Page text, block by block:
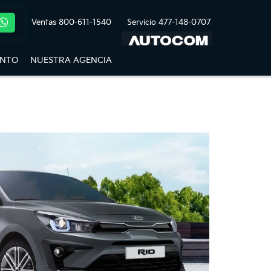
Ventas 800-611-1540 Servicio 477-148-0707
NUESTRA AGENCIA